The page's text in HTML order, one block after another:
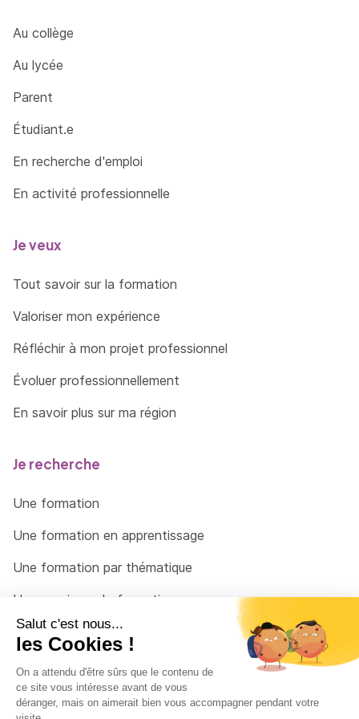
opérations d'entretien quotidien et rendre
dysfonctionnements.
Au collège
Au lycée
Parent
Étudiant.e
En recherche d'emploi
En activité professionnelle
Je veux
Tout savoir sur la formation
Valoriser mon expérience
Réfléchir à mon projet professionnel
Évoluer professionnellement
En savoir plus sur ma région
Je recherche
Une formation
Une formation en apprentissage
Une formation par thématique
Un organisme de formation
Un conseiller